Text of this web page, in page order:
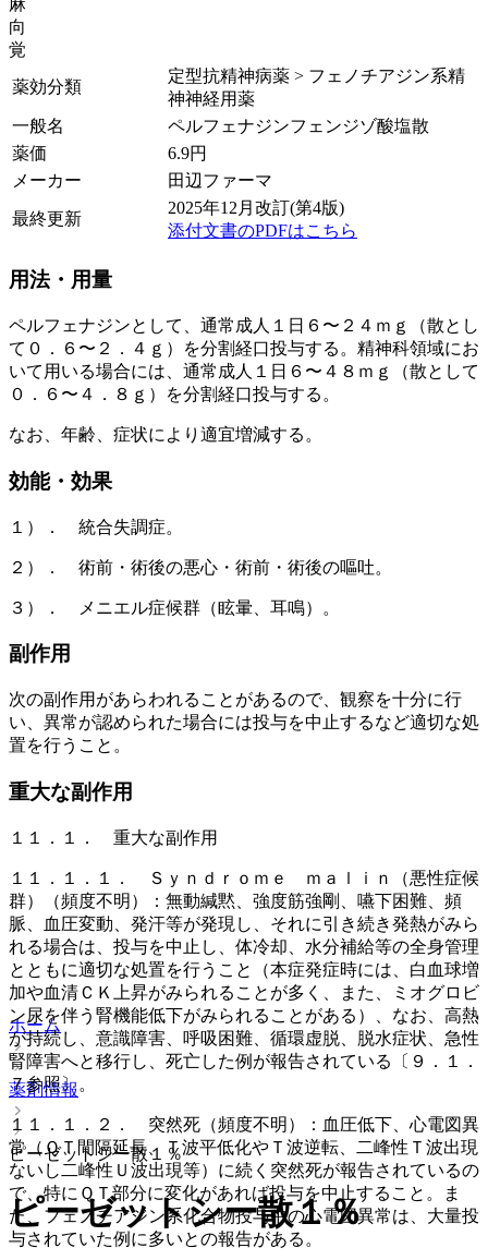
向
覚
薬効分類
定型抗精神病薬 > フェノチアジン系精
神神経用薬
一般名
ペルフェナジンフェンジゾ酸塩散
薬価
6.9円
メーカー
田辺ファーマ
最終更新
2025年12月改訂(第4版)
添付文書のPDFはこちら
用法・用量
ペルフェナジンとして、通常成人１日６〜２４ｍｇ（散とし
て０．６〜２．４ｇ）を分割経口投与する。精神科領域にお
いて用いる場合には、通常成人１日６〜４８ｍｇ（散として
０．６〜４．８ｇ）を分割経口投与する。
なお、年齢、症状により適宜増減する。
効能・効果
１）． 統合失調症。
２）． 術前・術後の悪心・術前・術後の嘔吐。
３）． メニエル症候群（眩暈、耳鳴）。
副作用
次の副作用があらわれることがあるので、観察を十分に行
い、異常が認められた場合には投与を中止するなど適切な処
置を行うこと。
重大な副作用
１１．１． 重大な副作用
１１．１．１． Ｓｙｎｄｒｏｍｅ ｍａｌｉｎ（悪性症候
群）（頻度不明）：無動緘黙、強度筋強剛、嚥下困難、頻
脈、血圧変動、発汗等が発現し、それに引き続き発熱がみら
れる場合は、投与を中止し、体冷却、水分補給等の全身管理
とともに適切な処置を行うこと（本症発症時には、白血球増
加や血清ＣＫ上昇がみられることが多く、また、ミオグロビ
ン尿を伴う腎機能低下がみられることがある）、なお、高熱
が持続し、意識障害、呼吸困難、循環虚脱、脱水症状、急性
腎障害へと移行し、死亡した例が報告されている〔９．１．
７参照〕。
１１．１．２． 突然死（頻度不明）：血圧低下、心電図異
常（ＱＴ間隔延長、Ｔ波平低化やＴ波逆転、二峰性Ｔ波出現
ないし二峰性Ｕ波出現等）に続く突然死が報告されているの
で、特にＱＴ部分に変化があれば投与を中止すること。ま
た、フェノチアジン系化合物投与中の心電図異常は、大量投
与されていた例に多いとの報告がある。
ホーム
薬剤情報
ピーゼットシー散１％
ピーゼットシー散１％